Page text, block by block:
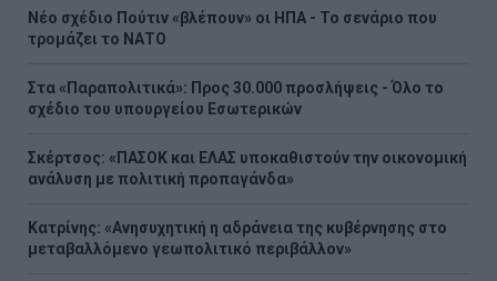
Νέο σχέδιο Πούτιν «βλέπουν» οι ΗΠΑ - Το σενάριο που
τρομάζει το ΝΑΤΟ
Στα «Παραπολιτικά»: Προς 30.000 προσλήψεις - Όλο το
σχέδιο του υπουργείου Εσωτερικών
Σκέρτσος: «ΠΑΣΟΚ και ΕΛΑΣ υποκαθιστούν την οικονομική
ανάλυση με πολιτική προπαγάνδα»
Κατρίνης: «Ανησυχητική η αδράνεια της κυβέρνησης στο
μεταβαλλόμενο γεωπολιτικό περιβάλλον»